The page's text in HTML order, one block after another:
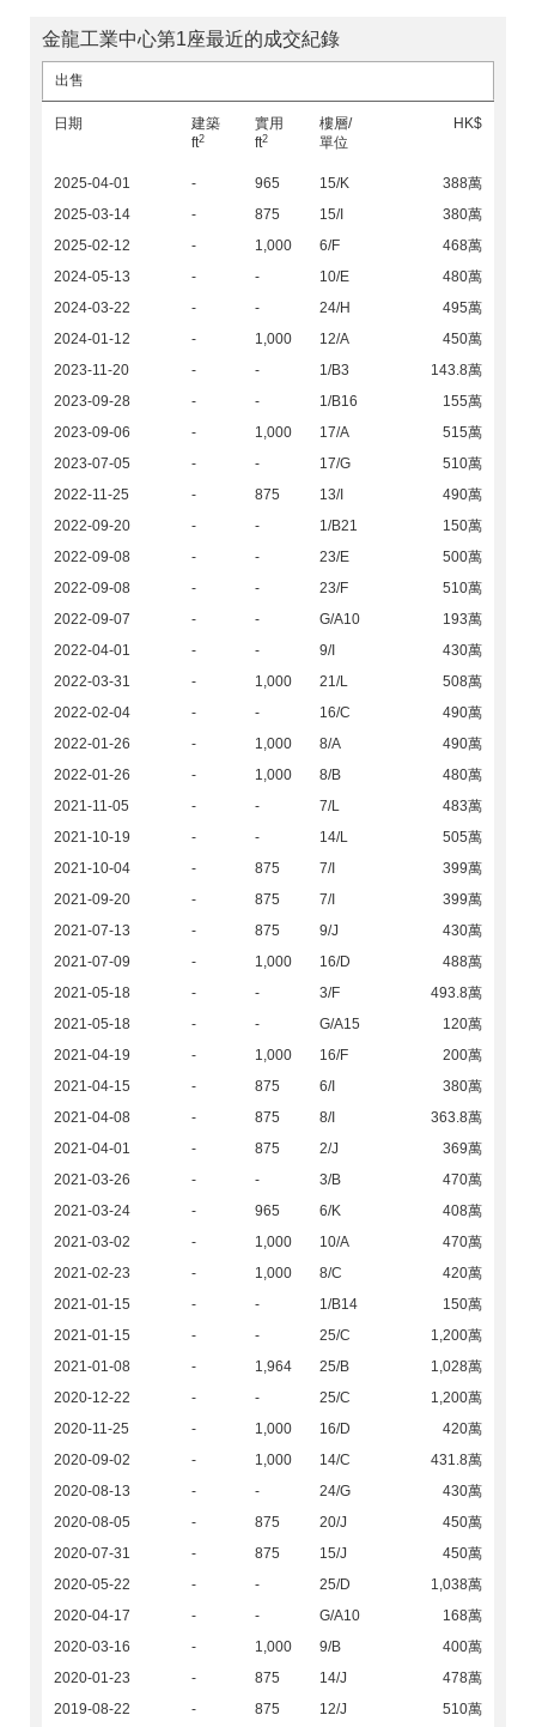
金龍工業中心第1座最近的成交紀錄
出售
日期
建築
ft2
實用
ft2
樓層/
單位
HK$
2025-04-01 - 965 15/K
388萬
2025-03-14
- 875 15/I
380萬
2025-02-12
- 1,000 6/F
468萬
2024-05-13
- - 10/E
480萬
2024-03-22
- - 24/H
495萬
2024-01-12
- 1,000 12/A
450萬
2023-11-20
- - 1/B3
143.8萬
2023-09-28
- - 1/B16
155萬
2023-09-06
- 1,000 17/A
515萬
2023-07-05
- - 17/G
510萬
2022-11-25
- 875 13/I
490萬
2022-09-20
- - 1/B21
150萬
2022-09-08
- - 23/E
500萬
2022-09-08
- - 23/F
510萬
2022-09-07
- - G/A10
193萬
2022-04-01
- - 9/I
430萬
2022-03-31
- 1,000 21/L
508萬
2022-02-04
- - 16/C
490萬
2022-01-26
- 1,000 8/A
490萬
2022-01-26
- 1,000 8/B
480萬
2021-11-05
- - 7/L
483萬
2021-10-19
- - 14/L
505萬
2021-10-04
- 875 7/I
399萬
2021-09-20
- 875 7/I
399萬
2021-07-13
- 875 9/J
430萬
2021-07-09
- 1,000 16/D
488萬
2021-05-18
- - 3/F
493.8萬
2021-05-18
- - G/A15
120萬
2021-04-19
- 1,000 16/F
200萬
2021-04-15
- 875 6/I
380萬
2021-04-08
- 875 8/I
363.8萬
2021-04-01
- 875 2/J
369萬
2021-03-26
- - 3/B
470萬
2021-03-24
- 965 6/K
408萬
2021-03-02
- 1,000 10/A
470萬
2021-02-23
- 1,000 8/C
420萬
2021-01-15
- - 1/B14
150萬
2021-01-15
- - 25/C
1,200萬
2021-01-08
- 1,964 25/B
1,028萬
2020-12-22
- - 25/C
1,200萬
2020-11-25
- 1,000 16/D
420萬
2020-09-02
- 1,000 14/C
431.8萬
2020-08-13
- - 24/G
430萬
2020-08-05
- 875 20/J
450萬
2020-07-31
- 875 15/J
450萬
2020-05-22
- - 25/D
1,038萬
2020-04-17
- - G/A10
168萬
2020-03-16
- 1,000 9/B
400萬
2020-01-23
- 875 14/J
478萬
2019-08-22
- 875 12/J 510萬